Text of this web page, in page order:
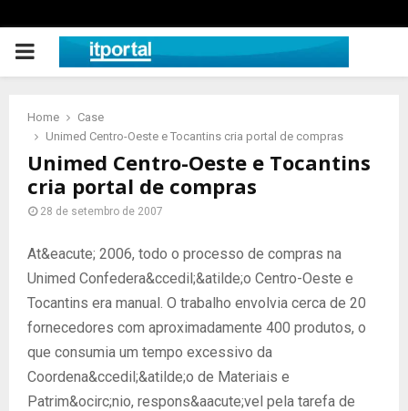
PRIMARY
Home
Case
Unimed Centro-Oeste e Tocantins cria portal de compras
Unimed Centro-Oeste e Tocantins
cria portal de compras
28 de setembro de 2007
At&eacute; 2006, todo o processo de compras na
Unimed Confedera&ccedil;&atilde;o Centro-Oeste e
Tocantins era manual. O trabalho envolvia cerca de 20
fornecedores com aproximadamente 400 produtos, o
que consumia um tempo excessivo da
Coordena&ccedil;&atilde;o de Materiais e
Patrim&ocirc;nio, respons&aacute;vel pela tarefa de